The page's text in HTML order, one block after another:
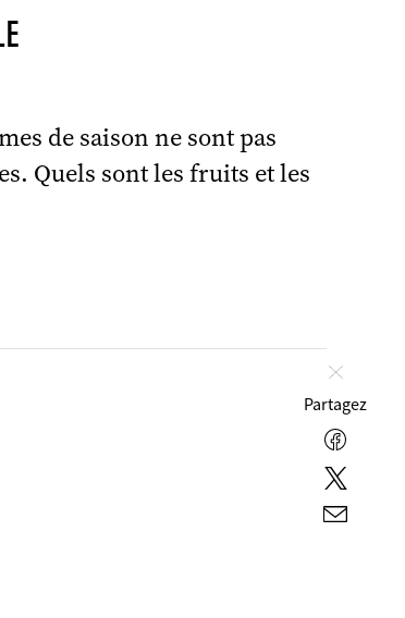
de saison ne sont pas
Quels sont les fruits et les
Fermer
Partagez
Twitter
E-